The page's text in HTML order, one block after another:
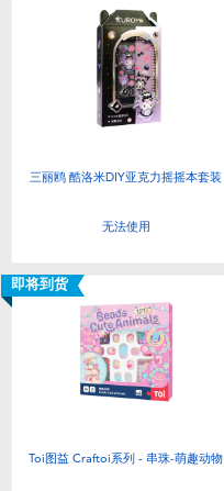
三丽鸥 酷洛米DIY亚克力摇摇本套装
无法使用
即将到货
Toi图益 Craftoi系列 - 串珠-萌趣动物